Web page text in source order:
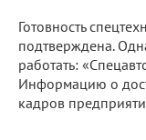
Готовность
подтверждена.
работать:
Информацию о
кадров